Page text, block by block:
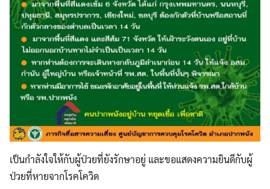
เป็นกำลังใจให้กับผู้ป่วยที่ยังรักษาอยู่ และขอแสดงความยินดีกับผู้
ป่วยที่หายจากโรคโควิด